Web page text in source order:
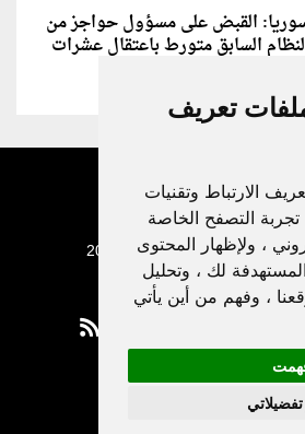
تعريف
الارتباط وتقنيات
تجربة التصفح الخاصة
، ولإظهار المحتوى
لك ، وتحليل
، وفهم من أين يأتي
تفضيلاتي
القبض على مسؤول حواجز من
السابق متورط باعتقال عشرات
الوطن © 2003 - 2022
Privacy Policy